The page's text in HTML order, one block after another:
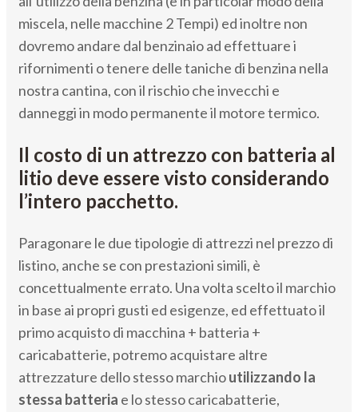
miscela, nelle macchine 2 Tempi) ed inoltre non
dovremo andare dal benzinaio ad effettuare i
rifornimenti o tenere delle taniche di benzina nella
nostra cantina, con il rischio che invecchi e
danneggi in modo permanente il motore termico.
Il costo di un attrezzo con batteria al
litio deve essere visto considerando
l’intero pacchetto.
Paragonare le due tipologie di attrezzi nel prezzo di
listino, anche se con prestazioni simili, è
concettualmente errato. Una volta scelto il marchio
in base ai propri gusti ed esigenze, ed effettuato il
primo acquisto di macchina + batteria +
caricabatterie, potremo acquistare altre
attrezzature dello stesso marchioutilizzando la
stessa batteria e lo stesso caricabatterie,